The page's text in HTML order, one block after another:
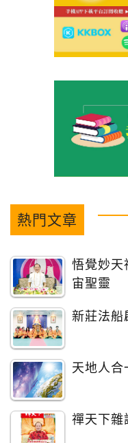
熱門文章
悟覺妙
宙聖靈
新莊法
天地人
禪天下雜